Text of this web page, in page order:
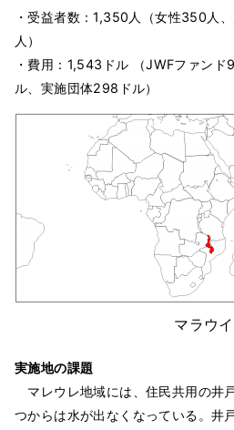
・受益者数：1,350人（女性350人
人）
・費用：1,543ドル （JWFファン
ル、実施団体298ドル）
マラウイ
実施地の課題
マレウレ地域には、住民共用の井
つからは水が出なくなっている。井